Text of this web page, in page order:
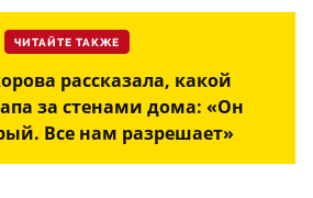
ЧИТАЙТЕ ТАКЖЕ
рассказала, какой
за стенами дома: «Он
Все нам разрешает»